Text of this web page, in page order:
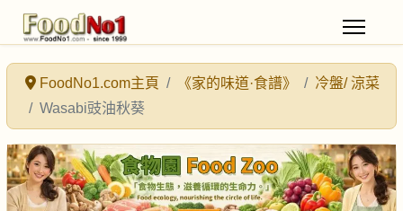
FoodNo1.com主頁 《家的味道·食譜》
冷盤/ 涼菜
Wasabi豉油秋葵